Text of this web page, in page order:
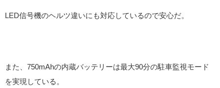
LED信号機のヘルツ違いにも対応しているので安心だ。
また、750mAhの内蔵バッテリーは最大90分の駐車監視モード
を実現している。